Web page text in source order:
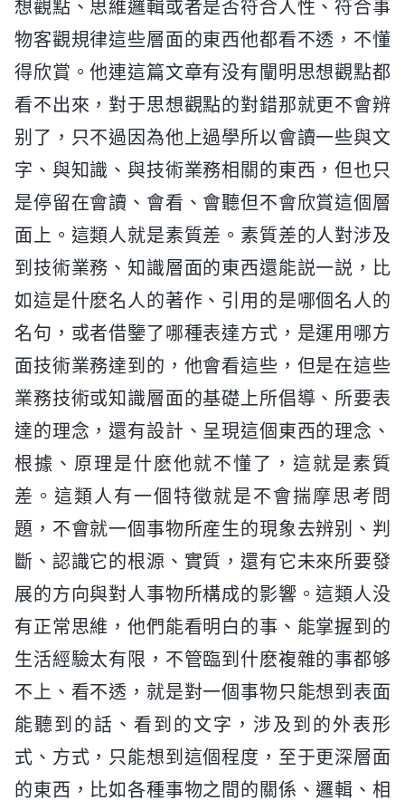
想觀點、思維邏輯或者是否符合人性、符合事
物客觀規律這些層面的東西他都看不透，不懂
得欣賞。他連這篇文章有没有闡明思想觀點都
看不出來，對于思想觀點的對錯那就更不會辨
别了，只不過因為他上過學所以會讀一些與文
字、與知識、與技術業務相關的東西，但也只
是停留在會讀、會看、會聽但不會欣賞這個層
面上。這類人就是素質差。素質差的人對涉及
到技術業務、知識層面的東西還能説一説，比
如這是什麽名人的著作、引用的是哪個名人的
名句，或者借鑒了哪種表達方式，是運用哪方
面技術業務達到的，他會看這些，但是在這些
業務技術或知識層面的基礎上所倡導、所要表
達的理念，還有設計、呈現這個東西的理念、
根據、原理是什麽他就不懂了，這就是素質
差。這類人有一個特徵就是不會揣摩思考問
題，不會就一個事物所産生的現象去辨别、判
斷、認識它的根源、實質，還有它未來所要發
展的方向與對人事物所構成的影響。這類人没
有正常思維，他們能看明白的事、能掌握到的
生活經驗太有限，不管臨到什麽複雜的事都够
不上、看不透，就是對一個事物只能想到表面
能聽到的話、看到的文字，涉及到的外表形
式、方式，只能想到這個程度，至于更深層面
的東西，比如各種事物之間的關係、邏輯、相